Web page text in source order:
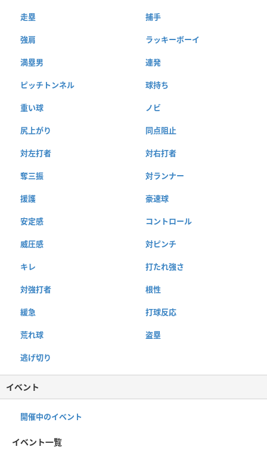
走塁 捕手
強肩 ラッキーボーイ
満塁男 連発
ピッチトンネル 球持ち
重い球 ノビ
尻上がり 同点阻止
対左打者 対右打者
奪三振 対ランナー
援護 豪速球
安定感 コントロール
威圧感 対ピンチ
キレ 打たれ強さ
対強打者 根性
緩急 打球反応
荒れ球 盗塁
逃げ切り
イベント
開催中のイベント
イベント一覧